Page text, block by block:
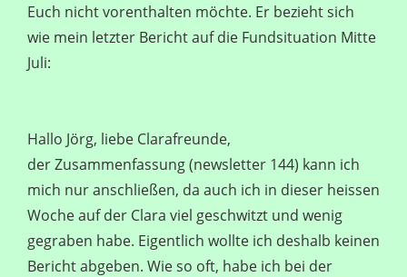
Euch nicht vorenthalten möchte. Er bezieht sich
wie mein letzter Bericht auf die Fundsituation Mitte
Juli:
Hallo Jörg, liebe Clarafreunde,
der Zusammenfassung (newsletter 144) kann ich
mich nur anschließen, da auch ich in dieser heissen
Woche auf der Clara viel geschwitzt und wenig
gegraben habe. Eigentlich wollte ich deshalb keinen
Bericht abgeben. Wie so oft, habe ich bei der